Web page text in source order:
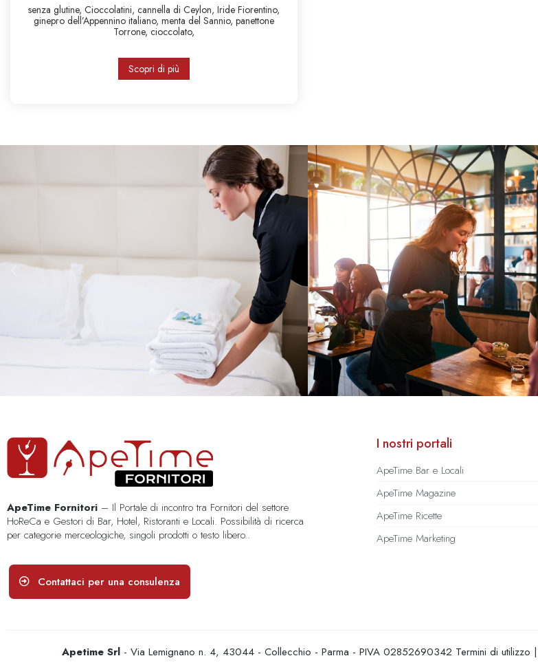
senza glutine, Cioccolatini, cannella di Ceylon, Iride Fiorentino,
ginepro dell’Appennino italiano, menta del Sannio, panettone
Torrone, cioccolato,
Scopri di più
ApeTime Fornitori – Il Portale di incontro tra Fornitori del settore
HoReCa e Gestori di Bar, Hotel, Ristoranti e Locali. Possibilità di ricerca
per categorie merceologiche, singoli prodotti o testo libero..
Contattaci per una consulenza
I nostri portali
ApeTime Bar e Locali
ApeTime Magazine
ApeTime Ricette
ApeTime Marketing
Apetime Srl - Via Lemignano n. 4, 43044 - Collecchio - Parma - PIVA 02852690342 Termini di utilizzo |